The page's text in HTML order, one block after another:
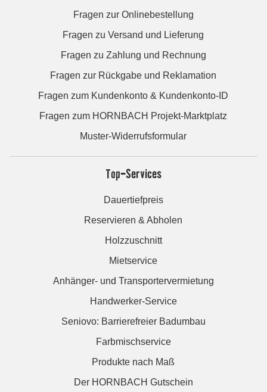
Fragen zur Onlinebestellung
Fragen zu Versand und Lieferung
Fragen zu Zahlung und Rechnung
Fragen zur Rückgabe und Reklamation
Fragen zum Kundenkonto & Kundenkonto-ID
Fragen zum HORNBACH Projekt-Marktplatz
Muster-Widerrufsformular
Top-Services
Dauertiefpreis
Reservieren & Abholen
Holzzuschnitt
Mietservice
Anhänger- und Transportervermietung
Handwerker-Service
Seniovo: Barrierefreier Badumbau
Farbmischservice
Produkte nach Maß
Der HORNBACH Gutschein